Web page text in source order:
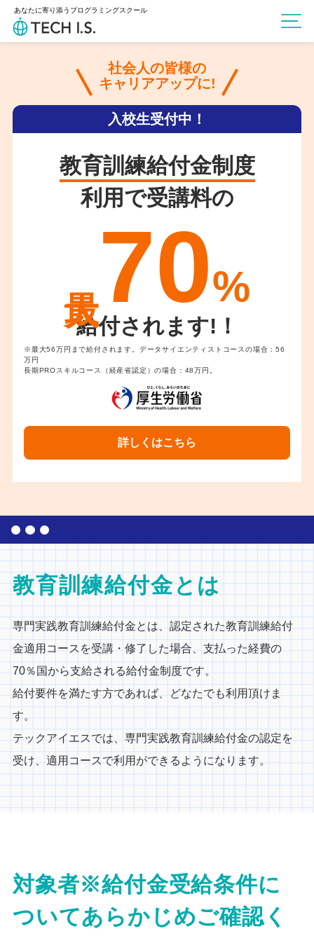
あなたに寄り添うプログラミングスクール
社会人の皆様の
キャリアアップに!
入校生受付中！
教育訓練給付金制度
利用で受講料の
70%
給付されます!！
※最大56万円まで給付されます。データサイエンティストコースの場合：56
万円
長期PROスキルコース（経産省認定）の場合：48万円。
詳しくはこちら
教育訓練給付金とは
専門実践教育訓練給付金とは、認定された教育訓練給付
金適用コースを受講・修了した場合、支払った経費の
70％国から支給される給付金制度です。
給付要件を満たす方であれば、どなたでも利用頂けま
す。
テックアイエスでは、専門実践教育訓練給付金の認定を
受け、適用コースで利用ができるようになります。
対象者※給付金受給条件に
ついてあらかじめご確認く